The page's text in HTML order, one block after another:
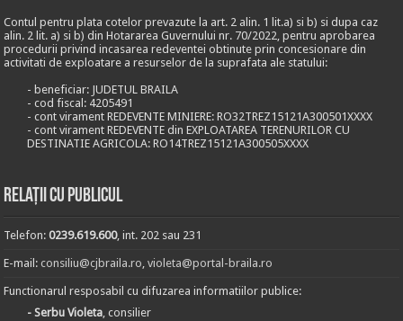
Contul pentru plata cotelor prevazute la art. 2 alin. 1 lit.a) si b) si dupa caz
alin. 2 lit. a) si b) din Hotararea Guvernului nr. 70/2022, pentru aprobarea
procedurii privind incasarea redeventei obtinute prin concesionare din
activitati de exploatare a resurselor de la suprafata ale statului:
- beneficiar: JUDETUL BRAILA
- cod fiscal: 4205491
- cont virament REDEVENTE MINIERE: RO32TREZ15121A300501XXXX
- cont virament REDEVENTE din EXPLOATAREA TERENURILOR CU
DESTINATIE AGRICOLA: RO14TREZ15121A300505XXXX
Relații cu publicul
Telefon:0239.619.600, int. 202 sau 231
E-mail:consiliu@cjbraila.ro,violeta@portal-braila.ro
Functionarul resposabil cu difuzarea informatiilor publice:
- Serbu Violeta, consilier